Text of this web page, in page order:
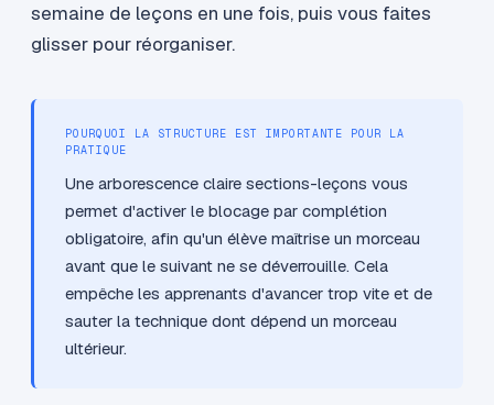
semaine de leçons en une fois, puis vous faites
glisser pour réorganiser.
POURQUOI LA STRUCTURE EST IMPORTANTE POUR LA
PRATIQUE
Une arborescence claire sections-leçons vous
permet d'activer le blocage par complétion
obligatoire, afin qu'un élève maîtrise un morceau
avant que le suivant ne se déverrouille. Cela
empêche les apprenants d'avancer trop vite et de
sauter la technique dont dépend un morceau
ultérieur.